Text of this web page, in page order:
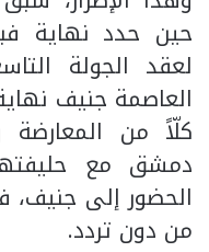
حين حدد نهاية
لعقد الجولة
العاصمة جنيف
كلّاً من المعارضة
دمشق مع
الحضور إلى جنيف،
من دون تردد.